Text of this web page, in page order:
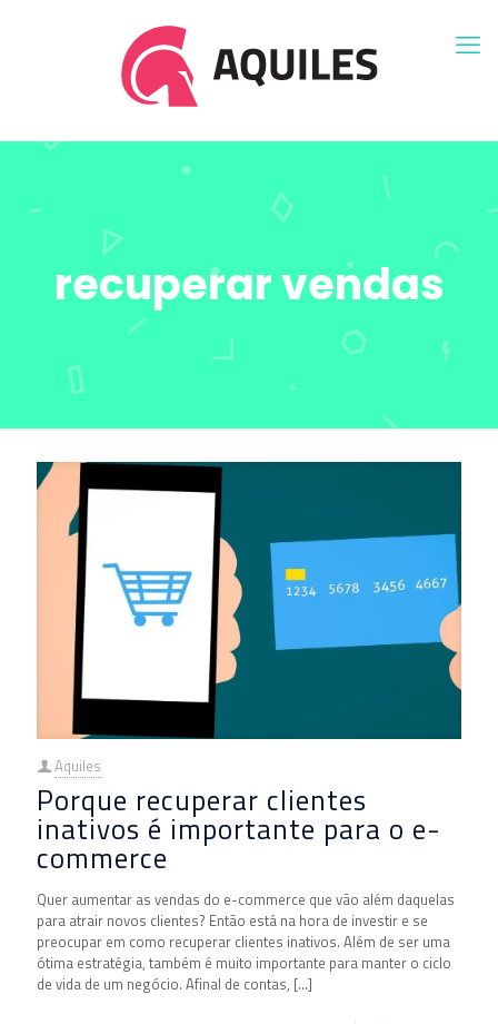
recuperar vendas
Aquiles
Porque recuperar clientes
inativos é importante para o e-
commerce
Quer aumentar as vendas do e-commerce que vão além daquelas
para atrair novos clientes? Então está na hora de investir e se
preocupar em como recuperar clientes inativos. Além de ser uma
ótima estratégia, também é muito importante para manter o ciclo
de vida de um negócio. Afinal de contas, […]